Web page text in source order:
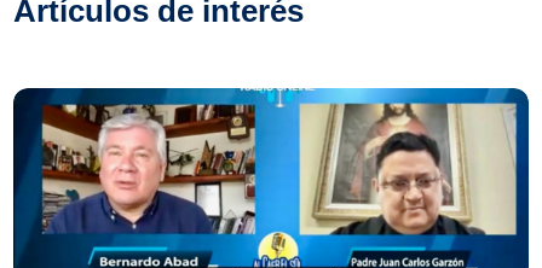
Artículos de interés